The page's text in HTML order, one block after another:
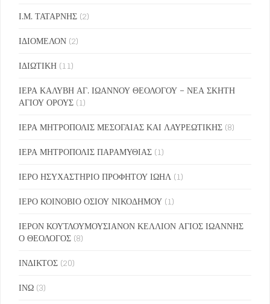
Ι.Μ. ΤΑΤΑΡΝΗΣ (2)
ΙΔΙΟΜΕΛΟΝ (2)
ΙΔΙΩΤΙΚΗ (11)
ΙΕΡΑ ΚΑΛΥΒΗ ΑΓ. ΙΩΑΝΝΟΥ ΘΕΟΛΟΓΟΥ – ΝΕΑ ΣΚΗΤΗ
ΑΓΙΟΥ ΟΡΟΥΣ (1)
ΙΕΡΑ ΜΗΤΡΟΠΟΛΙΣ ΜΕΣΟΓΑΙΑΣ ΚΑΙ ΛΑΥΡΕΩΤΙΚΗΣ (8)
ΙΕΡΑ ΜΗΤΡΟΠΟΛΙΣ ΠΑΡΑΜΥΘΙΑΣ (1)
ΙΕΡΟ ΗΣΥΧΑΣΤΗΡΙΟ ΠΡΟΦΗΤΟΥ ΙΩΗΛ (1)
ΙΕΡΟ ΚΟΙΝΟΒΙΟ ΟΣΙΟΥ ΝΙΚΟΔΗΜΟΥ (1)
ΙΕΡΟΝ ΚΟΥΤΛΟΥΜΟΥΣΙΑΝΟΝ ΚΕΛΛΙΟΝ ΑΓΙΟΣ ΙΩΑΝΝΗΣ
Ο ΘΕΟΛΟΓΟΣ (8)
ΙΝΔΙΚΤΟΣ (20)
ΙΝΩ (3)